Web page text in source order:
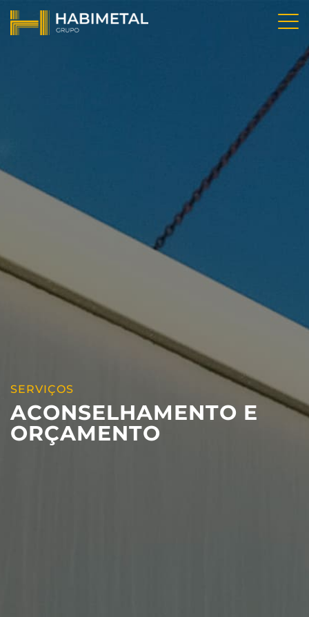
SERVIÇOS
ACONSELHAMENTO E
ORÇAMENTO